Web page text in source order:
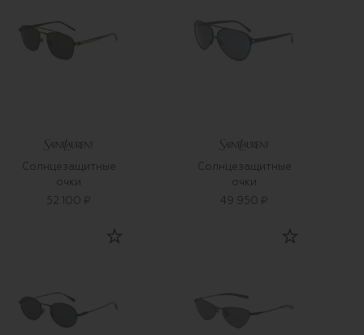
Солнцезащитные
очки
52 100 ₽
Солнцезащитные
очки
49 950 ₽